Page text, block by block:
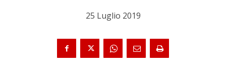
25 Luglio 2019